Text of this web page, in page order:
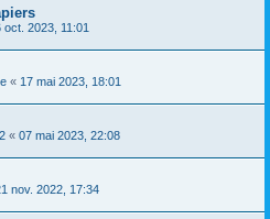
oct. 2023, 11:01
« 17 mai 2023, 18:01
« 07 mai 2023, 22:08
nov. 2022, 17:34